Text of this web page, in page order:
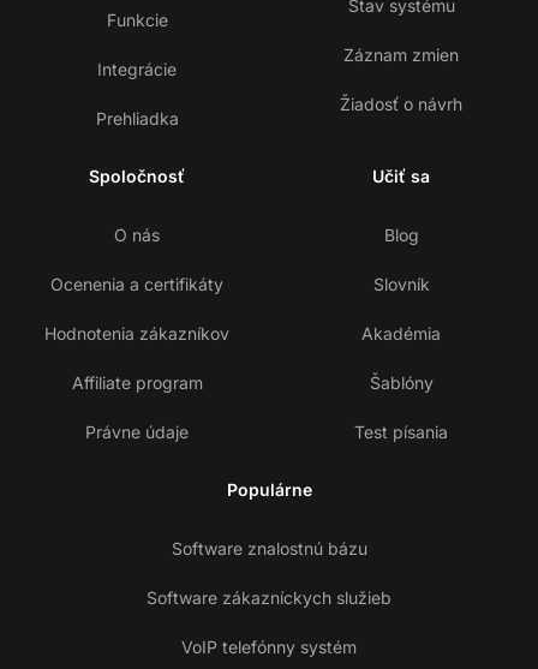
Funkcie
Integrácie
Prehliadka
Stav systému
Záznam zmien
Žiadosť o návrh
Spoločnosť
O nás
Ocenenia a certifikáty
Hodnotenia zákazníkov
Affiliate program
Právne údaje
Učiť sa
Blog
Slovník
Akadémia
Šablóny
Test písania
Populárne
Software znalostnú bázu
Software zákazníckych služieb
VoIP telefónny systém